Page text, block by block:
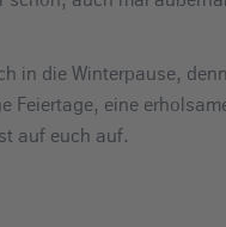
in die Winterpause,
Feiertage, eine
auf euch auf.